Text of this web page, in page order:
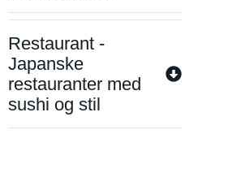
Restaurant -
Japanske
restauranter med
sushi og stil